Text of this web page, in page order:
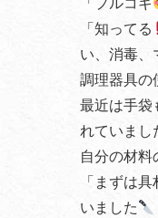
「知ってる
い、消毒
調理器具の
最近は手袋
れていまし
自分の材
「まずは
いました